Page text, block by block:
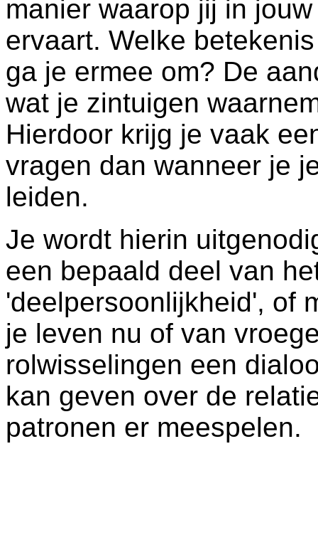
manier waarop jij in
ervaart. Welke
ga je ermee om? De
wat je zintuigen
Hierdoor krijg je vaak
vragen dan wanneer je
leiden.
Je wordt hierin
een bepaald deel van
'deelpersoonlijkheid', of
je leven nu of van
rolwisselingen een
kan geven over de
patronen er meespelen.